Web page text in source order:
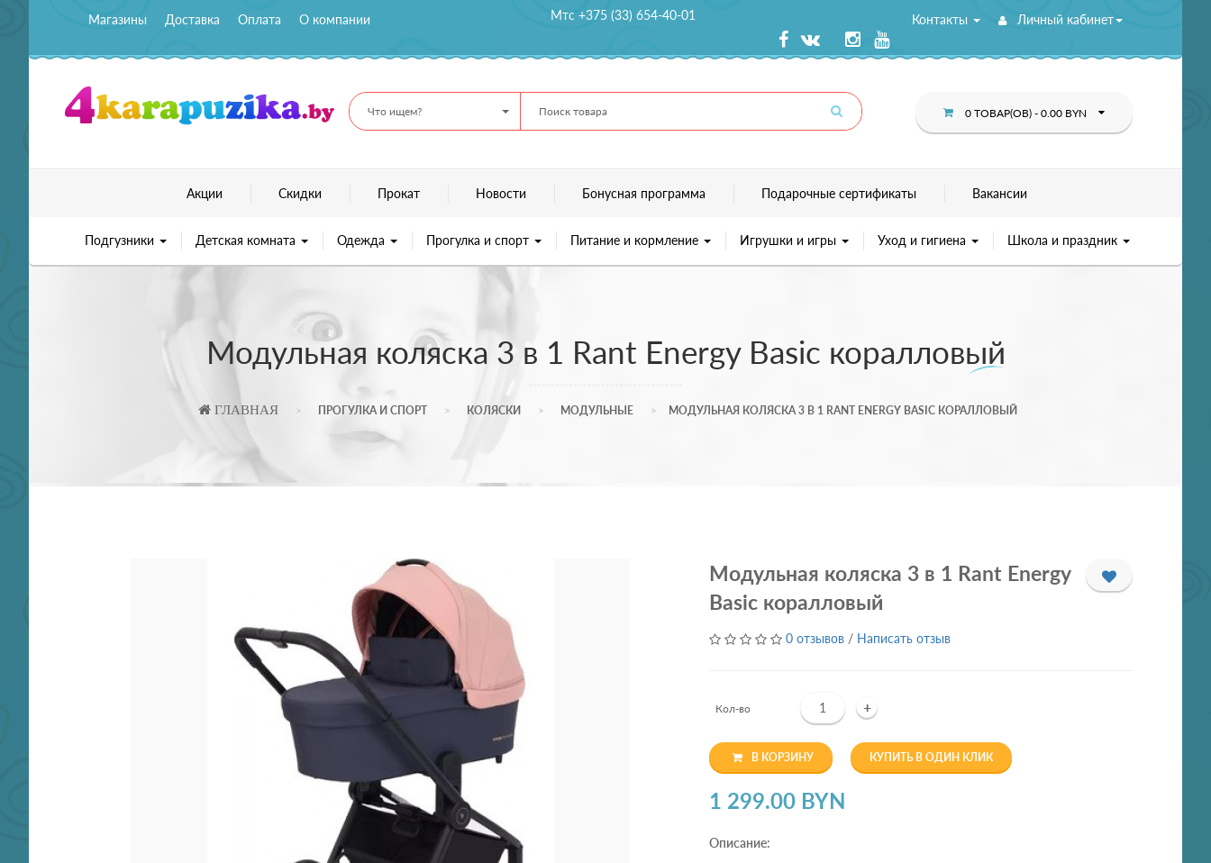
Магазины Доставка Оплата О компании Мтс +375 (33) 654-40-01 Контакты Личный кабинет
Что ищем? 0 ТОВАР(ОВ) - 0.00 BYN
Акции Скидки Прокат Новости Бонусная программа Подарочные сертификаты Вакансии
Подгузники Детская комната Одежда Прогулка и спорт Питание и кормление Игрушки и игры Уход и гигиена Школа и праздник
Модульная коляска 3 в 1 Rant Energy Basic коралловый
ГЛАВНАЯ ПРОГУЛКА И СПОРТ КОЛЯСКИ МОДУЛЬНЫЕ МОДУЛЬНАЯ КОЛЯСКА 3 В 1 RANT ENERGY BASIC КОРАЛЛОВЫЙ
Модульная коляска 3 в 1 Rant Energy
Basic коралловый
0 отзывов / Написать отзыв
Кол-во +
В КОРЗИНУ КУПИТЬ В ОДИН КЛИК
1 299.00 BYN
Описание: